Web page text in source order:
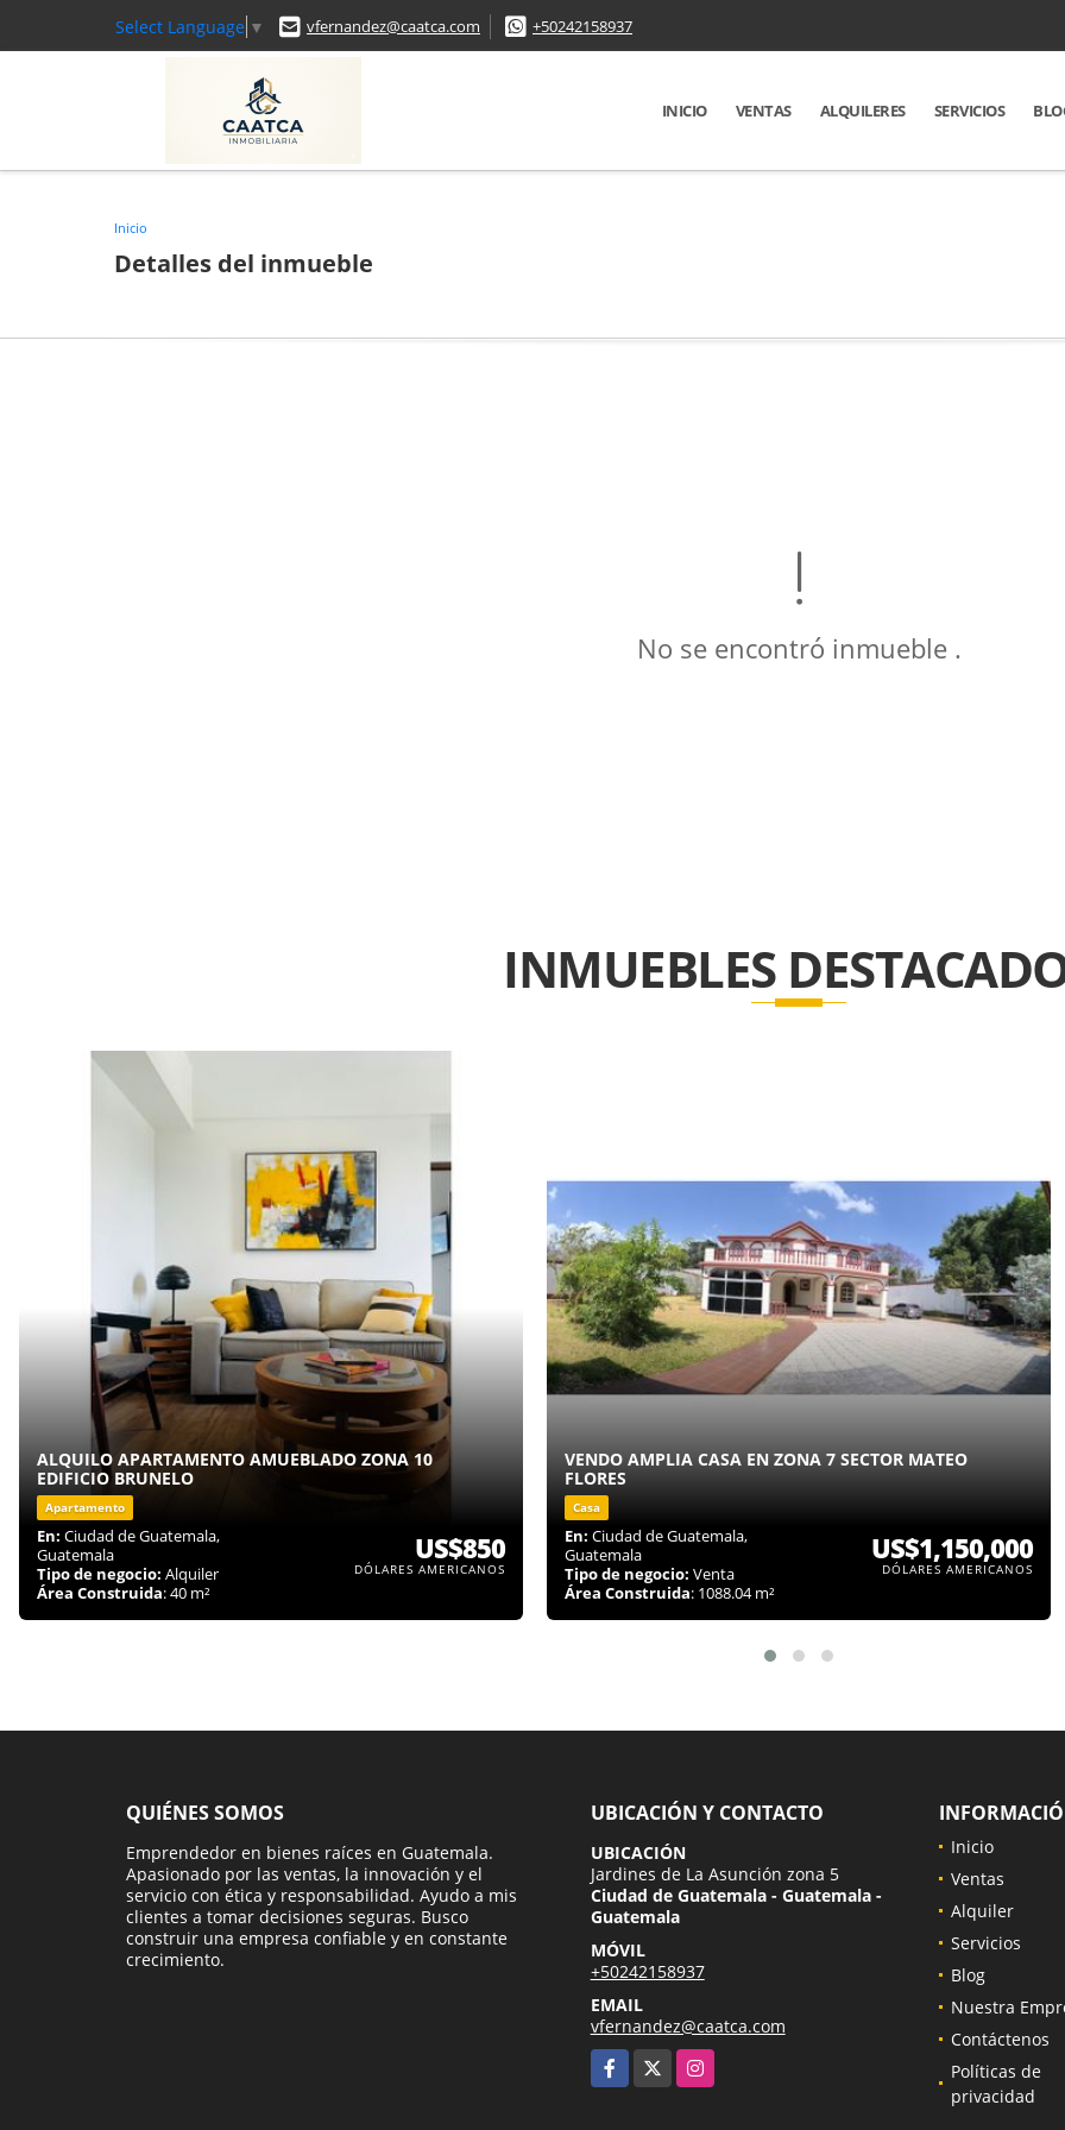
Select Language ▼ vfernandez@caatca.com +50242158937
INICIO VENTAS ALQUILERES SERVICIOS
Inicio
Detalles del inmueble
No se encontró inmueble .
INMUEBLES
ALQUILO APARTAMENTO AMUEBLADO ZONA 10
EDIFICIO BRUNELO
Apartamento
En: Ciudad de Guatemala,
Guatemala
Tipo de negocio: Alquiler
Área Construida: 40 m²
US$850
DÓLARES AMERICANOS
VENDO AMPLIA CASA EN ZONA 7 SECTOR MATEO
FLORES
Casa
En: Ciudad de Guatemala,
Guatemala
Tipo de negocio: Venta
Área Construida: 1088.04 m²
US$1,150,000
DÓLARES AMERICANOS
QUIÉNES SOMOS
Emprendedor en bienes raíces en Guatemala.
Apasionado por las ventas, la innovación y el
servicio con ética y responsabilidad. Ayudo a mis
clientes a tomar decisiones seguras. Busco
construir una empresa confiable y en constante
crecimiento.
UBICACIÓN Y CONTACTO
UBICACIÓN
Jardines de La Asunción zona 5
Ciudad de Guatemala - Guatemala -
Guatemala
MÓVIL
+50242158937
EMAIL
vfernandez@caatca.com
Facebook
Instagram
Inicio
Ventas
Alquiler
Servicios
Blog
Nuestra
Contáctenos
Políticas de
privacidad